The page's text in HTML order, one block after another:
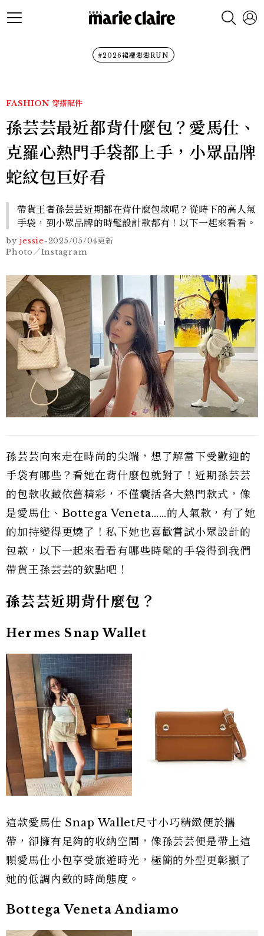
#2026裙襬澎澎RUN
FASHION 穿搭配件
孫芸芸最近都背什麼包？愛馬仕、
克羅心熱門手袋都上手，小眾品牌
蛇紋包巨好看
帶貨王者孫芸芸近期都在背什麼包款呢？從時下的高人氣
手袋，到小眾品牌的時髦設計款都有！以下一起來看看。
by jessie-2025/05/04更新
Photo／Instagram
孫芸芸向來走在時尚的尖端，想了解當下受歡迎的
手袋有哪些？看她在背什麼包就對了！近期孫芸芸
的包款收藏依舊精彩，不僅囊括各大熱門款式，像
是愛馬仕、Bottega Veneta……的人氣款，有了她
的加持變得更燒了！私下她也喜歡嘗試小眾設計的
包款，以下一起來看看有哪些時髦的手袋得到我們
帶貨王孫芸芸的欽點吧！
孫芸芸近期背什麼包？
Hermes Snap Wallet
這款愛馬仕 Snap Wallet尺寸小巧精緻便於攜
帶，卻擁有足夠的收納空間，像孫芸芸便是帶上這
顆愛馬仕小包享受旅遊時光，極簡的外型更彰顯了
她的低調內斂的時尚態度。
Bottega Veneta Andiamo